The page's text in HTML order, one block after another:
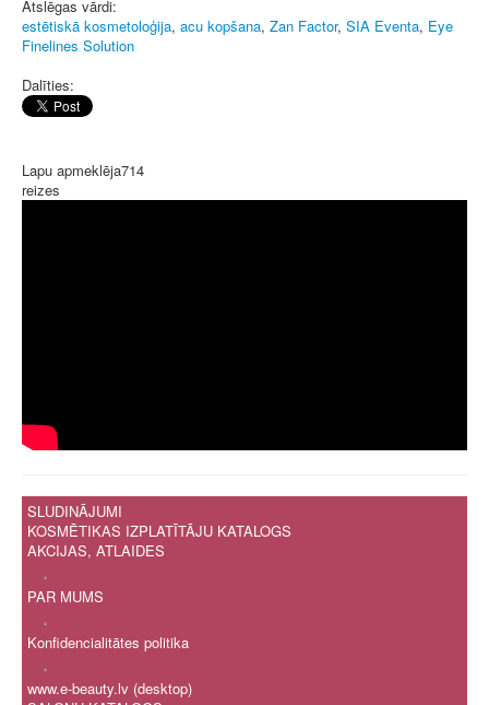
Atslēgas vārdi:
estētiskā kosmetoloģija, acu kopšana, Zan Factor, SIA Eventa, Eye
Finelines Solution
Dalīties:
Lapu apmeklēja714
reizes
SLUDINĀJUMI
KOSMĒTIKAS IZPLATĪTĀJU KATALOGS
AKCIJAS, ATLAIDES
.
PAR MUMS
.
Konfidencialitātes politika
.
www.e-beauty.lv (desktop)